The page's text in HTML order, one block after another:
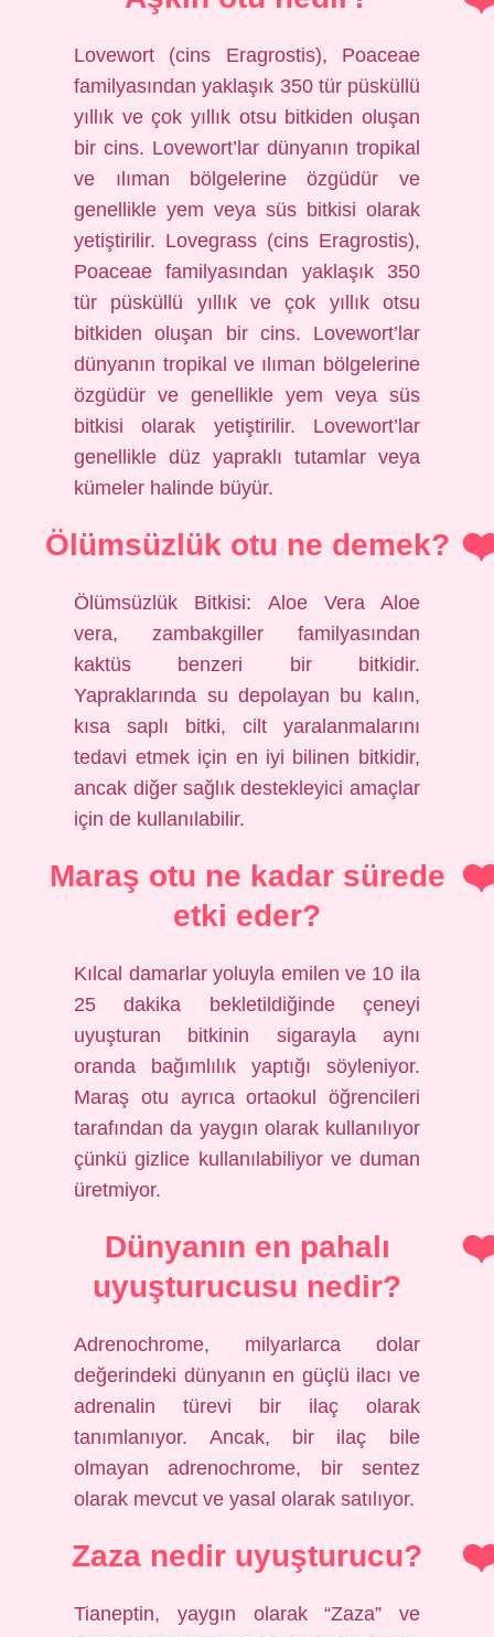
Lovewort (cins Eragrostis), Poaceae
familyasından yaklaşık 350 tür püsküllü
yıllık ve çok yıllık otsu bitkiden oluşan
bir cins. Lovewort’lar dünyanın tropikal
ve ılıman bölgelerine özgüdür ve
genellikle yem veya süs bitkisi olarak
yetiştirilir. Lovegrass (cins Eragrostis),
Poaceae familyasından yaklaşık 350
tür püsküllü yıllık ve çok yıllık otsu
bitkiden oluşan bir cins. Lovewort’lar
dünyanın tropikal ve ılıman bölgelerine
özgüdür ve genellikle yem veya süs
bitkisi olarak yetiştirilir. Lovewort’lar
genellikle düz yapraklı tutamlar veya
kümeler halinde büyür.
Ölümsüzlük otu ne demek?
Ölümsüzlük Bitkisi: Aloe Vera Aloe
vera, zambakgiller familyasından
kaktüs benzeri bir bitkidir.
Yapraklarında su depolayan bu kalın,
kısa saplı bitki, cilt yaralanmalarını
tedavi etmek için en iyi bilinen bitkidir,
ancak diğer sağlık destekleyici amaçlar
için de kullanılabilir.
Maraş otu ne kadar sürede
etki eder?
Kılcal damarlar yoluyla emilen ve 10 ila
25 dakika bekletildiğinde çeneyi
uyuşturan bitkinin sigarayla aynı
oranda bağımlılık yaptığı söyleniyor.
Maraş otu ayrıca ortaokul öğrencileri
tarafından da yaygın olarak kullanılıyor
çünkü gizlice kullanılabiliyor ve duman
üretmiyor.
Dünyanın en pahalı
uyuşturucusu nedir?
Adrenochrome, milyarlarca dolar
değerindeki dünyanın en güçlü ilacı ve
adrenalin türevi bir ilaç olarak
tanımlanıyor. Ancak, bir ilaç bile
olmayan adrenochrome, bir sentez
olarak mevcut ve yasal olarak satılıyor.
Zaza nedir uyuşturucu?
Tianeptin, yaygın olarak “Zaza” ve